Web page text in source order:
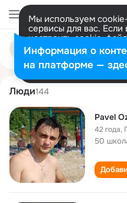
Мы используем
сервисы для вас. Если
настроить cookie-
представитель.
Разрешить все
Поиск
людям
pavel ozerov
Люди144
Pavel
42 года,
50
Информация о
на платформе —